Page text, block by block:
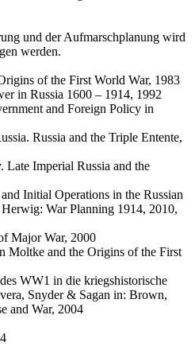
und der Aufmarschplanung wird
werden.
of the First World War, 1983
in Russia 1600 – 1914, 1992
and Foreign Policy in
Russia and the Triple Entente,
Imperial Russia and the
Initial Operations in the Russian
War Planning 1914, 2010,
Major War, 2000
Moltke and the Origins of the First
WW1 in die kriegshistorische
Snyder & Sagan in: Brown,
and War, 2004